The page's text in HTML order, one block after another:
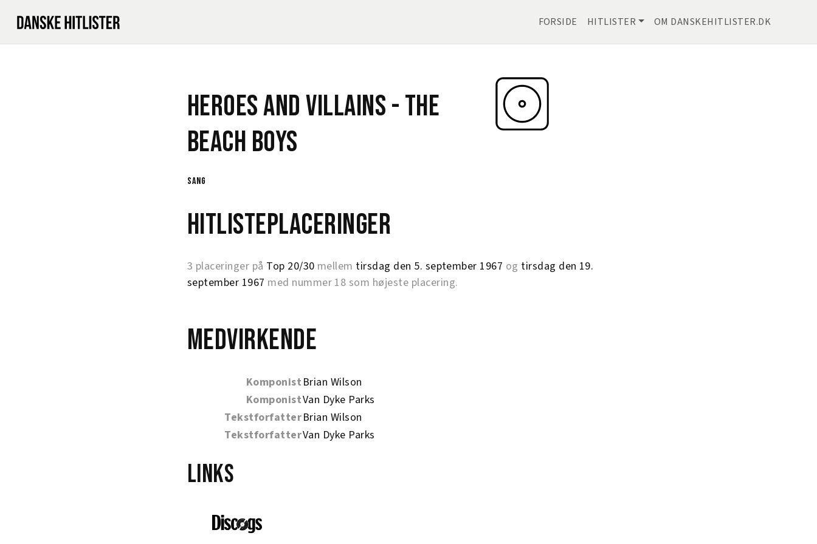
FORSIDE HITLISTER OM DANSKEHITLISTER.DK
Heroes And Villains -The
Beach Boys
sang
Hitlisteplaceringer
3 placeringer på Top 20/30 mellem tirsdag den 5. september 1967 og tirsdag den 19.
september 1967 med nummer 18 som højeste placering.
Medvirkende
Komponist Brian Wilson
KomponistVan Dyke Parks
TekstforfatterBrian Wilson
TekstforfatterVan Dyke Parks
Links